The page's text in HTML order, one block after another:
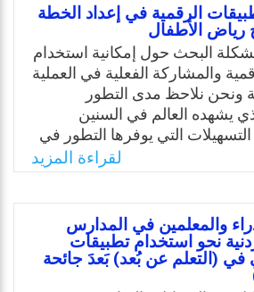
الرقمية في إعداد الخطة
رياض الأطفال
البحث حول إمكانية استخدام
والمشاركة الفعلية في العملية
ونحن نلاحظ مدى التطور
يشهده العالم في السنين
التي يوفرها التطور في
باب الحرص على جيل الطفولة
والدور الذي تلعبه رياض
الطفولة أصبح واجب علينا اتباع
واستبدال الطرق التقليدية
النظام التعليمي لأغلب الدول
وعليه تحددت المشكلة
لقراءة المزيد
والمعلمين في المدارس
نحو استخدام تطبيقات
في (التعلم عن بُعد) بَعدَ جائحة